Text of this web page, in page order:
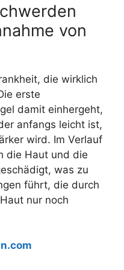
von
die wirklich
erste
damit einhergeht,
anfangs leicht ist,
wird. Im Verlauf
die Haut und die
was zu
führt, die durch
nur noch